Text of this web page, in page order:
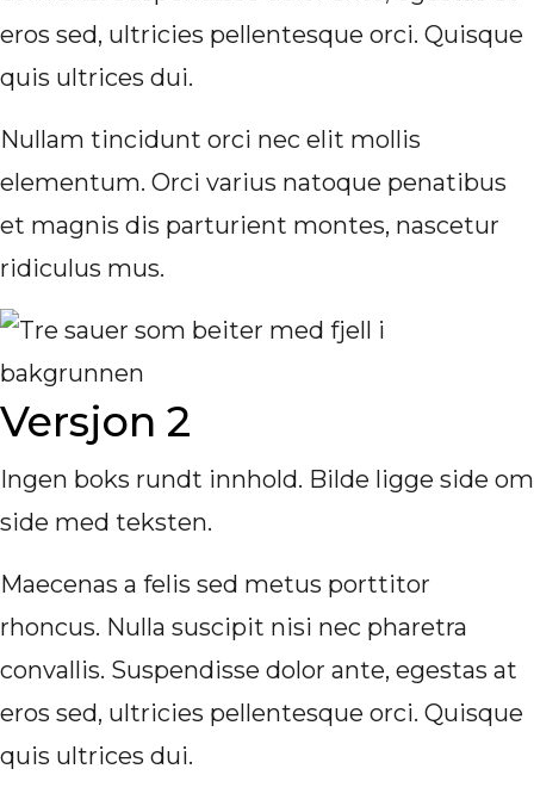
eros sed, ultricies pellentesque orci. Quisque
quis ultrices dui.
Nullam tincidunt orci nec elit mollis
elementum. Orci varius natoque penatibus
et magnis dis parturient montes, nascetur
ridiculus mus.
Versjon 2
Ingen boks rundt innhold. Bilde ligge side om
side med teksten.
Maecenas a felis sed metus porttitor
rhoncus. Nulla suscipit nisi nec pharetra
convallis. Suspendisse dolor ante, egestas at
eros sed, ultricies pellentesque orci. Quisque
quis ultrices dui.